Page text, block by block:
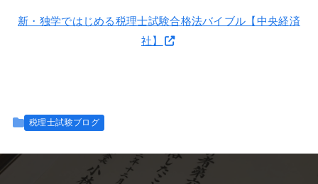
新・独学ではじめる税理士試験合格法バイブル【中央経済
社】
税理士試験ブログ